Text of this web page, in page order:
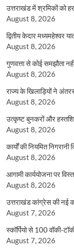
उत्तराखंड में श्रमिकों को
August 8, 2026
द्वितीय केदार मध्यमहेश्वर
August 8, 2026
गुणवत्ता से कोई समझौता
August 8, 2026
राज्य के खिलाड़ियों ने
August 8, 2026
उत्कृष्ट बुनकरों और
August 8, 2026
कार्यों की नियमित
August 8, 2026
आगामी कार्ययोजना पर
August 8, 2026
उत्तराखंड कांग्रेस की नई
August 7, 2026
स्कॉर्पियो से 100 वॉकी-
August 7, 2026